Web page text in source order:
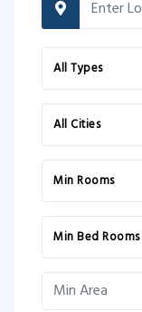
All Types
All Cities
Min Rooms
Min Bed Rooms